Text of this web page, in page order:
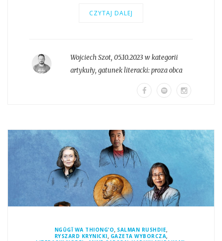
CZYTAJ DALEJ
Wojciech Szot, 05.10.2023 w kategorii
artykuły, gatunek literacki:proza obca
NGŨGĨ WA THIONG’O, SALMAN RUSHDIE,
RYSZARD KRYNICKI, GAZETA WYBORCZA,